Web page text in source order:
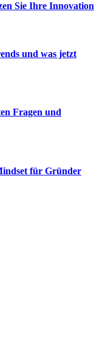
Sie Ihre Innovation
und was jetzt
Fragen und
für Gründer